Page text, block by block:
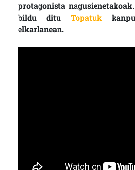
protagonista
bildu ditu Topatuk
elkarlanean.